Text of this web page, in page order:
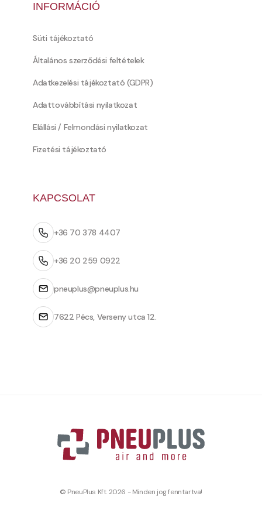
INFORMÁCIÓ
Süti tájékoztató
Általános szerződési feltételek
Adatkezelési tájékoztató (GDPR)
Adattovábbítási nyilatkozat
Elállási / Felmondási nyilatkozat
Fizetési tájékoztató
KAPCSOLAT
+36 70 378 4407
+36 20 259 0922
pneuplus@pneuplus.hu
7622 Pécs, Verseny utca 12.
© PneuPlus Kft. 2026 - Minden jog fenntartva!